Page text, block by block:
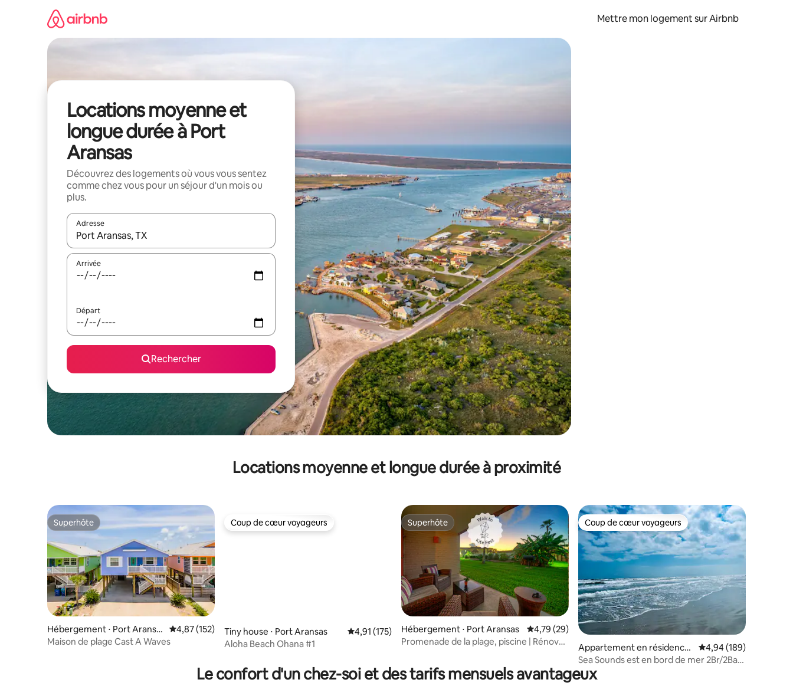
Mettre mon logement sur Airbnb
Locations moyenne et
longue durée à Port
Aransas
Découvrez des logements où vous vous sentez
comme chez vous pour un séjour d'un mois ou
plus.
Adresse
Lorsque les résultats s'affichent, utilisez les flèches vers le haut et vers le bas pour les parcourir ou en appuyant et en faisant glisser.
Arrivée
Départ
Rechercher
Locations moyenne et longue durée à proximité
Superhôte
Superhôte
Hébergement ⋅ Port Aransa
s
Évaluation moyenne sur la base de 152 commentaires : 4,87 sur 5
4,87 (152)
Maison de plage Cast A Waves
Coup de cœur voyageurs
Coup de cœur voyageurs
Tiny house ⋅ Port Aransas Évaluation moyenne sur la base de 175 commentaires : 4,91 sur 5
4,91 (175)
Aloha Beach Ohana #1
Superhôte
Superhôte
Hébergement ⋅ Port Aransas Évaluation moyenne sur la base de 29 commentaires : 4,79 sur 5
4,79 (29)
Promenade de la plage, piscine | Rénové |
Coup de cœur voyageurs
Coup de cœur voyageurs
Appartement en résidence
⋅ Port Aransas
Évaluation moyenne
4,94 (189)
Sea Sounds est en bord de mer 2Br/2Ba
avec 2 grandes piscines
Le confort d'un chez-soi et des tarifs mensuels avantageux